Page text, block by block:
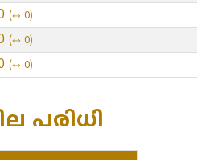
⇿ 0
⇿ 0
⇿ 0
പരിധി